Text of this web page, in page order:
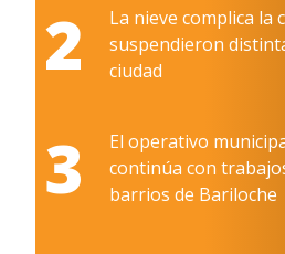
2
La nieve complica la
suspendieron
ciudad
3
El operativo
continúa con
barrios de Bariloche